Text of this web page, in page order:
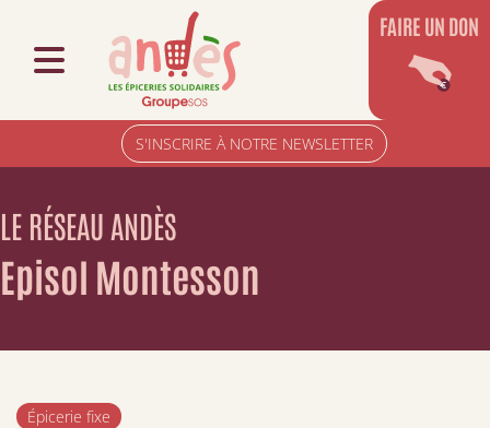
S'INSCRIRE À NOTRE NEWSLETTER
FAIRE UN DON
LE RÉSEAU ANDÈS
Episol Montesson
Épicerie fixe